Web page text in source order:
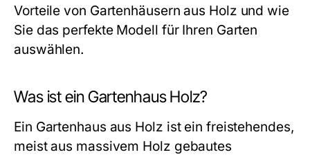
Vorteile von Gartenhäusern aus Holz und wie
Sie das perfekte Modell für Ihren Garten
auswählen.
Was ist ein Gartenhaus Holz?
Ein Gartenhaus aus Holz ist ein freistehendes,
meist aus massivem Holz gebautes